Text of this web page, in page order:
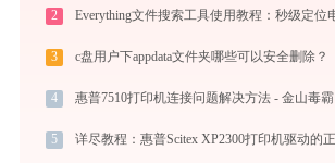
2
3 c盘用户下appdata文件夹哪些可以安全删除？
4 惠普7510打印机连接问题解决方法 - 金山毒霸
5